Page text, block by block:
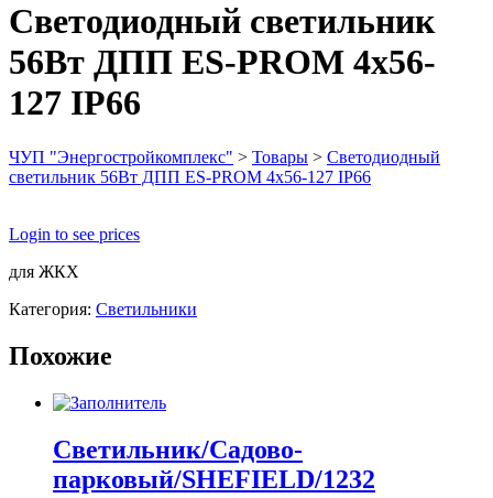
Светодиодный светильник
56Вт ДПП ES-PROM 4х56-
127 IP66
ЧУП "Энергостройкомплекс" > Товары > Светодиодный
светильник 56Вт ДПП ES-PROM 4х56-127 IP66
Login to see prices
для ЖКХ
Категория: Светильники
Похожие
Светильник/Садово-
парковый/SHEFIELD/1232